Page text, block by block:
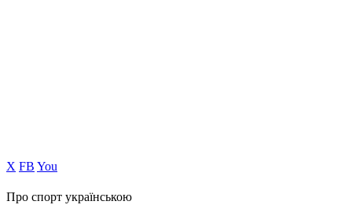
Х FB You
Про спорт українською